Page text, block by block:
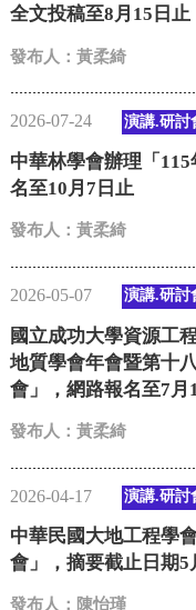
全文投稿至8月15日止
發布人：黃柔綺
2026-07-24 演講.研討
中華林學會辦理「
名至10月7日止
發布人：黃柔綺
2026-05-07 演講.研討
國立成功大學資源工
地質學會年會暨第十
會」，網路報名至7月
發布人：黃柔綺
2026-04-17 演講.研討
中華民國大地工程學
會」，摘要截止日期5
發布人：陳怡瑾